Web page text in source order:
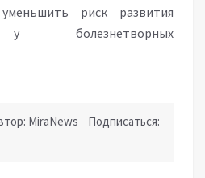
риск развития
у болезнетворных
MiraNews Подписаться: